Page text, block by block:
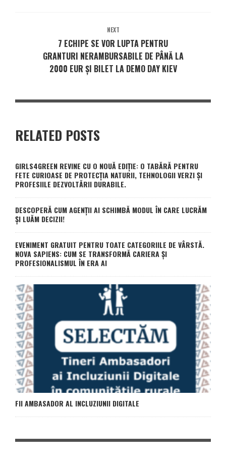
NEXT
7 ECHIPE SE VOR LUPTA PENTRU
GRANTURI NERAMBURSABILE DE PÂNĂ LA
2000 EUR ȘI BILET LA DEMO DAY KIEV
RELATED POSTS
GIRLS4GREEN REVINE CU O NOUĂ EDIȚIE: O TABĂRĂ PENTRU
FETE CURIOASE DE PROTECȚIA NATURII, TEHNOLOGII VERZI ȘI
PROFESIILE DEZVOLTĂRII DURABILE.
DESCOPERĂ CUM AGENȚII AI SCHIMBĂ MODUL ÎN CARE LUCRĂM
ȘI LUĂM DECIZII!
EVENIMENT GRATUIT PENTRU TOATE CATEGORIILE DE VÂRSTĂ.
NOVA SAPIENS: CUM SE TRANSFORMĂ CARIERA ȘI
PROFESIONALISMUL ÎN ERA AI
FII AMBASADOR AL INCLUZIUNII DIGITALE